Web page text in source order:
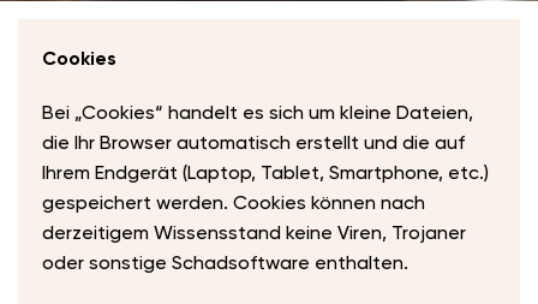
Cookies
Bei „Cookies“ handelt es sich um kleine Dateien,
die Ihr Browser automatisch erstellt und die auf
Ihrem Endgerät (Laptop, Tablet, Smartphone, etc.)
gespeichert werden. Cookies können nach
derzeitigem Wissensstand keine Viren, Trojaner
oder sonstige Schadsoftware enthalten.